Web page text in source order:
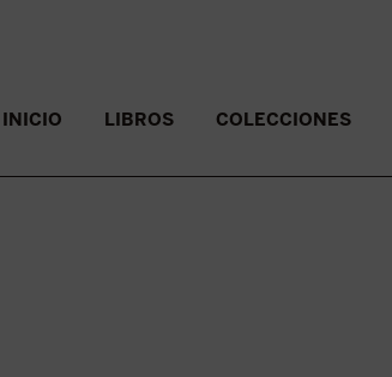
INICIO LIBROS COLECCIONES